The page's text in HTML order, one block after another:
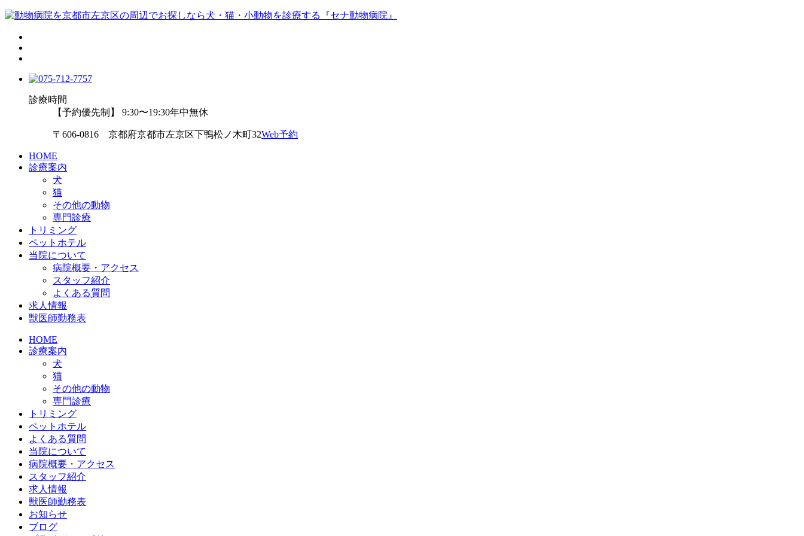
診療時間
【予約優先制】 9:30〜19:30年中無休
〒606-0816 京都府京都市左京区下鴨松ノ木町32Web予約
HOME
診療案内
犬
猫
その他の動物
専門診療
トリミング
ペットホテル
当院について
病院概要・アクセス
スタッフ紹介
よくある質問
求人情報
獣医師勤務表
HOME
診療案内
犬
猫
その他の動物
専門診療
トリミング
ペットホテル
よくある質問
当院について
病院概要・アクセス
スタッフ紹介
求人情報
獣医師勤務表
お知らせ
ブログ